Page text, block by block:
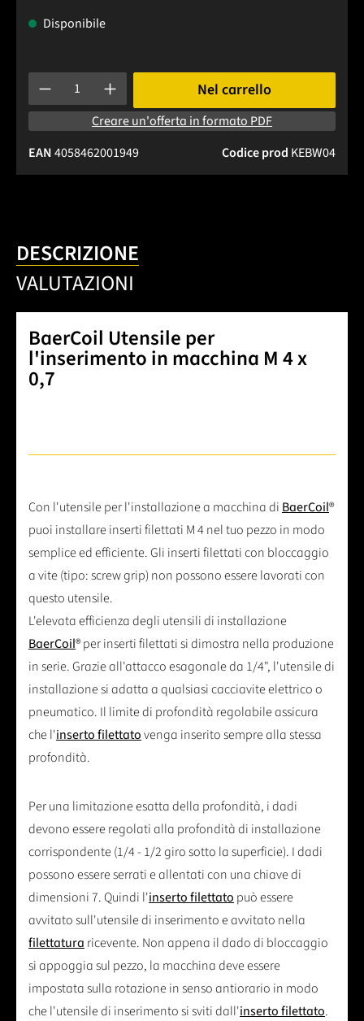
Disponibile
Quantità del prodotto: inserisci la quantità desiderata o
Nel carrello
Creare un'offerta in formato PDF
Codice prod KEBW04
EAN4058462001949
DESCRIZIONE
VALUTAZIONI
BaerCoil Utensile per
l'inserimento in macchina M 4 x
0,7
Con l'utensile per l'installazione a macchina di BaerCoil®
puoi installare inserti filettati M 4 nel tuo pezzo in modo
semplice ed efficiente. Gli inserti filettati con bloccaggio
a vite (tipo: screw grip) non possono essere lavorati con
questo utensile.
L'elevata efficienza degli utensili di installazione
BaerCoil® per inserti filettati si dimostra nella produzione
in serie. Grazie all'attacco esagonale da 1/4", l'utensile di
installazione si adatta a qualsiasi cacciavite elettrico o
pneumatico. Il limite di profondità regolabile assicura
che l'inserto filettatovenga inserito sempre alla stessa
profondità.
Per una limitazione esatta della profondità, i dadi
devono essere regolati alla profondità di installazione
corrispondente (1/4 - 1/2 giro sotto la superficie). I dadi
possono essere serrati e allentati con una chiave di
dimensioni 7. Quindi l'inserto filettato può essere
avvitato sull'utensile di inserimento e avvitato nella
filettatura ricevente. Non appena il dado di bloccaggio
si appoggia sul pezzo, la macchina deve essere
impostata sulla rotazione in senso antiorario in modo
che l'utensile di inserimento si sviti dall'inserto filettato.